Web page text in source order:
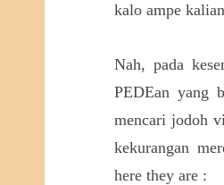
kalo ampe
Nah, pada
PEDEan yang
mencari jodoh
kekurangan
here they are :